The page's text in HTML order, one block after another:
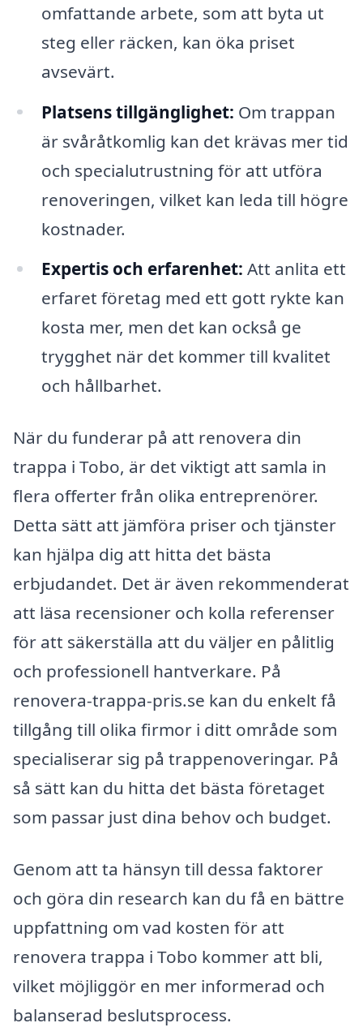
omfattande arbete, som att byta ut
steg eller räcken, kan öka priset
avsevärt.
Platsens tillgänglighet: Om trappan
är svåråtkomlig kan det krävas mer tid
och specialutrustning för att utföra
renoveringen, vilket kan leda till högre
kostnader.
Expertis och erfarenhet: Att anlita ett
erfaret företag med ett gott rykte kan
kosta mer, men det kan också ge
trygghet när det kommer till kvalitet
och hållbarhet.
När du funderar på att renovera din
trappa i Tobo, är det viktigt att samla in
flera offerter från olika entreprenörer.
Detta sätt att jämföra priser och tjänster
kan hjälpa dig att hitta det bästa
erbjudandet. Det är även rekommenderat
att läsa recensioner och kolla referenser
för att säkerställa att du väljer en pålitlig
och professionell hantverkare. På
renovera-trappa-pris.se kan du enkelt få
tillgång till olika firmor i ditt område som
specialiserar sig på trappenoveringar. På
så sätt kan du hitta det bästa företaget
som passar just dina behov och budget.
Genom att ta hänsyn till dessa faktorer
och göra din research kan du få en bättre
uppfattning om vad kosten för att
renovera trappa i Tobo kommer att bli,
vilket möjliggör en mer informerad och
balanserad beslutsprocess.